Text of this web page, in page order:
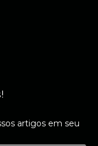
artigos em seu